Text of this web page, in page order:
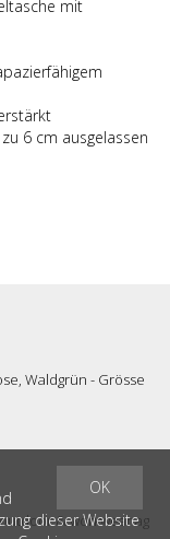
mit
6 cm ausgelassen
Waldgrün - Grösse
& workwear ag
OK
dieser Website